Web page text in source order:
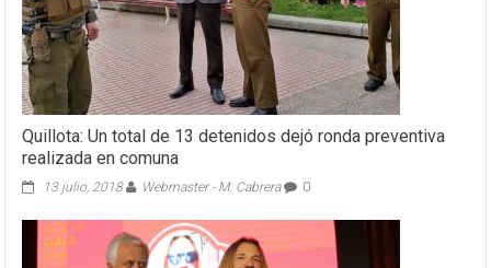
Quillota: Un total de 13 detenidos dejó ronda preventiva
realizada en comuna
13 julio, 2018 Webmaster - M. Cabrera 0